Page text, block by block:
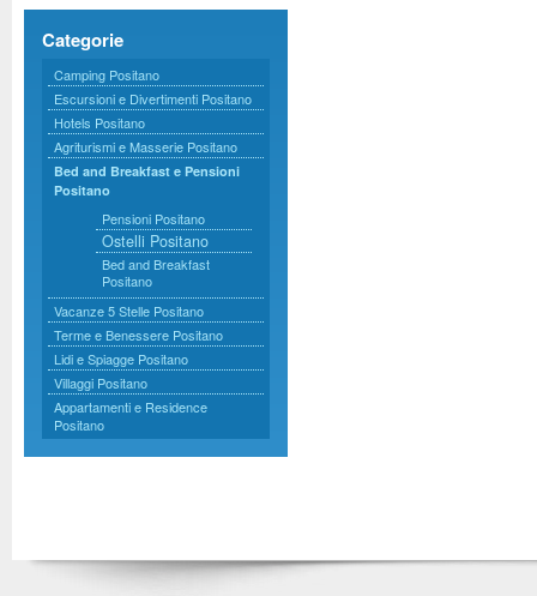
Categorie
Camping Positano
Escursioni e Divertimenti Positano
Hotels Positano
Agriturismi e Masserie Positano
Bed and Breakfast e Pensioni
Positano
Pensioni Positano
Ostelli Positano
Bed and Breakfast
Positano
Vacanze 5 Stelle Positano
Terme e Benessere Positano
Lidi e Spiagge Positano
Villaggi Positano
Appartamenti e Residence
Positano